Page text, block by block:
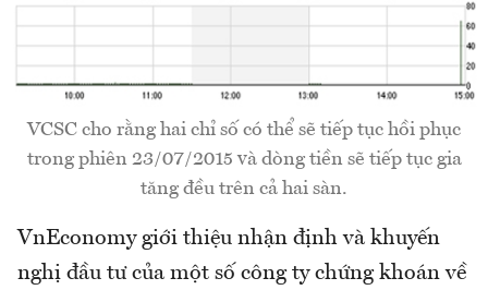
VCSC cho rằng hai chỉ số có thể sẽ tiếp tục hồi phục
trong phiên 23/07/2015 và dòng tiền sẽ tiếp tục gia
tăng đều trên cả hai sàn.
VnEconomy giới thiệu nhận định và khuyến
nghị đầu tư của một số công ty chứng khoán về